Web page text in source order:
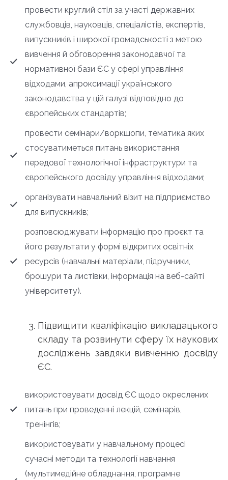
провести круглий стіл за участі державних
службовців, науковців, спеціалістів, експертів,
випускників і широкої громадськості з метою
вивчення й обговорення законодавчої та
нормативної бази ЄС у сфері управління
відходами, апроксимації українського
законодавства у цій галузі відповідно до
європейських стандартів;
провести семінари/воркшопи, тематика яких
стосуватиметься питань використання
передової технологічної інфраструктури та
європейського досвіду управління відходами;
організувати навчальний візит на підприємство
для випускників;
розповсюджувати інформацію про проєкт та
його результати у формі відкритих освітніх
ресурсів (навчальні матеріали, підручники,
брошури та листівки, інформація на веб-сайті
університету).
Підвищити кваліфікацію викладацького
складу та розвинути сферу їх наукових
досліджень завдяки вивченню досвіду
ЄС.
використовувати досвід ЄС щодо окреслених
питань при проведенні лекцій, семінарів,
тренінгів;
використовувати у навчальному процесі
сучасні методи та технології навчання
(мультимедійне обладнання, програмне